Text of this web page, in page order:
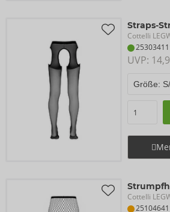
Straps-
Cottelli
UVP:
Cottelli